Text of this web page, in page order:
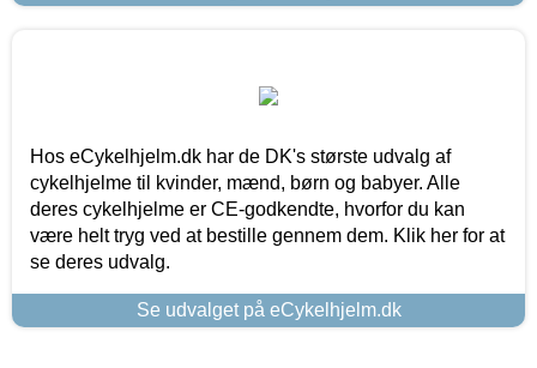
Hos eCykelhjelm.dk har de DK's største udvalg af
cykelhjelme til kvinder, mænd, børn og babyer. Alle
deres cykelhjelme er CE-godkendte, hvorfor du kan
være helt tryg ved at bestille gennem dem. Klik her for at
se deres udvalg.
Se udvalget på eCykelhjelm.dk